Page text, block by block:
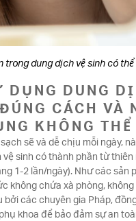
trong dung dịch vệ sinh có
DỤNG DUNG
CÁCH VÀ
KHÔNG THỂ
sẽ và dễ chịu mỗi ngày,
vệ sinh có thành phần từ thiên
1-2 lần/ngày). Như các sản
không chứa xà phòng,
các chuyên gia Pháp,
khoa để bảo đảm sự an